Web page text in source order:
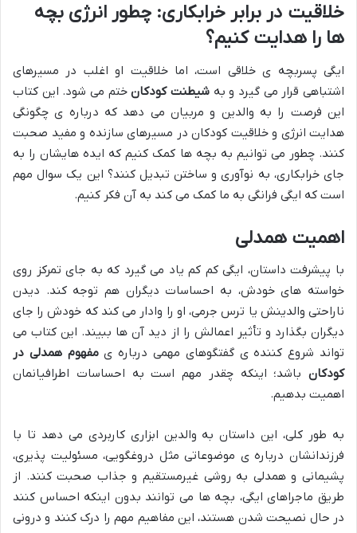
خلاقیت در برابر خرابکاری: چطور انرژی بچه
ها را هدایت کنیم؟
ایگی پسربچه ی خلاقی است، اما خلاقیت او اغلب در مسیرهای
اشتباهی قرار می گیرد و به شیطنت کودکانختم می شود. این کتاب
این فرصت را به والدین و مربیان می دهد که درباره ی چگونگی
هدایت انرژی و خلاقیت کودکان در مسیرهای سازنده و مفید صحبت
کنند. چطور می توانیم به بچه ها کمک کنیم که ایده هایشان را به
جای خرابکاری، به نوآوری و ساختن تبدیل کنند؟ این یک سوال مهم
است که ایگی فرانگی به ما کمک می کند به آن فکر کنیم.
اهمیت همدلی
با پیشرفت داستان، ایگی کم کم یاد می گیرد که به جای تمرکز روی
خواسته های خودش، به احساسات دیگران هم توجه کند. دیدن
ناراحتی والدینش یا ترس جرمی، او را وادار می کند که خودش را جای
دیگران بگذارد و تأثیر اعمالش را از دید آن ها ببیند. این کتاب می
تواند شروع کننده ی گفتگوهای مهمی درباره یمفهوم همدلی در
کودکان باشد؛ اینکه چقدر مهم است به احساسات اطرافیانمان
اهمیت بدهیم.
به طور کلی، این داستان به والدین ابزاری کاربردی می دهد تا با
فرزندانشان درباره ی موضوعاتی مثل دروغگویی، مسئولیت پذیری،
پشیمانی و همدلی به روشی غیرمستقیم و جذاب صحبت کنند. از
طریق ماجراهای ایگی، بچه ها می توانند بدون اینکه احساس کنند
در حال نصیحت شدن هستند، این مفاهیم مهم را درک کنند و درونی